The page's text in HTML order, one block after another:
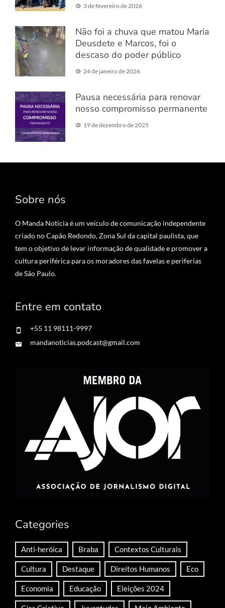
3 de fevereiro de 2026
Não foi a chuva que matou Maria
Deusdete e Marcos, foi o
descaso do poder público
24 de janeiro de 2026
Pausa necessária para renovar
nosso compromisso permanente
19 de dezembro de 2025
Sobre nós
O Manda Notícia é um veículo de comunicação independente
criado no Capão Redondo, Zona Sul da capital paulista, que
tem o objetivo de levar informação de qualidade e promover a
cultura periférica para os moradores das favelas e periferias
de São Paulo.
Entre em contato
+55 11 98111-9997
mandanoticias.podcast@gmail.com
Categories
Anti-heróica Braba Contextos Culturais
Cultura Destaque Direitos Humanos Eco
Economia Educação Eleições 2024